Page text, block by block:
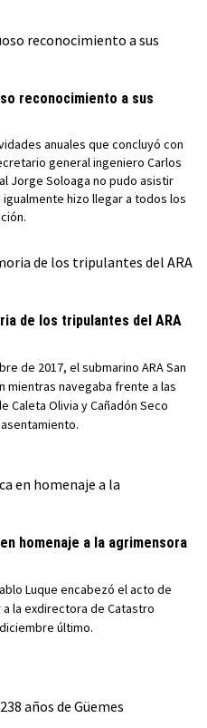
reconocimiento a sus
anuales que concluyó con
general ingeniero Carlos
Jorge Soloaga no pudo asistir
hizo llegar a todos los
de los tripulantes del ARA
de 2017, el submarino ARA San
mientras navegaba frente a las
Caleta Olivia y Cañadón Seco
homenaje a la agrimensora
Luque encabezó el acto de
la exdirectora de Catastro
último.